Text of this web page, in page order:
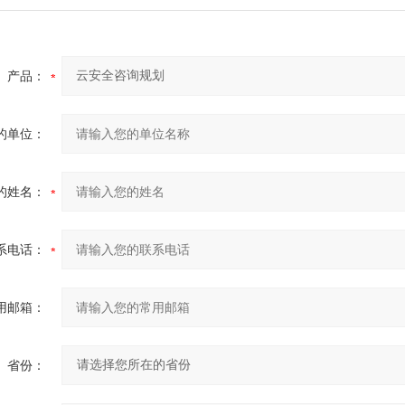
产品：
单位：
姓名：
电话：
邮箱：
省份：